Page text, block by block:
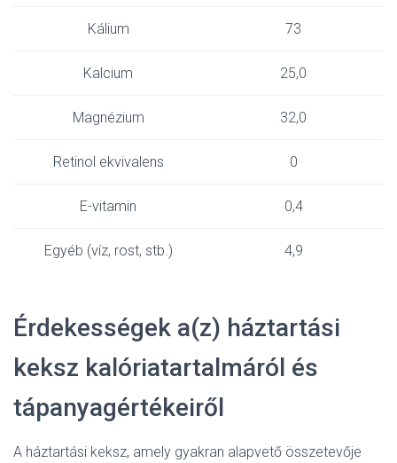
Kálium 73
Kalcium 25,0
Magnézium 32,0
Retinol ekvivalens 0
E-vitamin 0,4
Egyéb (víz, rost, stb.) 4,9
Érdekességek a(z) háztartási
keksz kalóriatartalmáról és
tápanyagértékeiről
A háztartási keksz, amely gyakran alapvető összetevője